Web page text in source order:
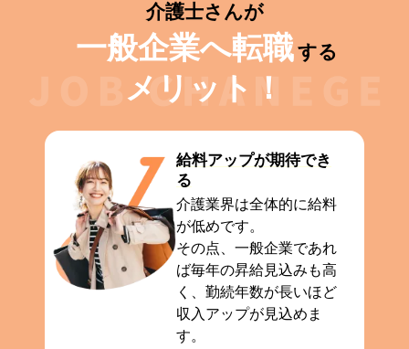
介護士さんが
一般企業へ転職する
メリット！
給料アップが期待でき
る
介護業界は全体的に給料
が低めです。
その点、一般企業であれ
ば毎年の昇給見込みも高
く、勤続年数が長いほど
収入アップが見込めま
す。